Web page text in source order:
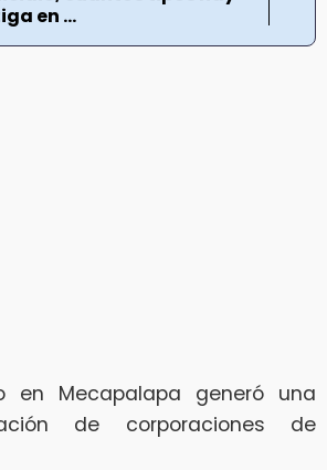
en ...
en Mecapalapa generó una
de corporaciones de